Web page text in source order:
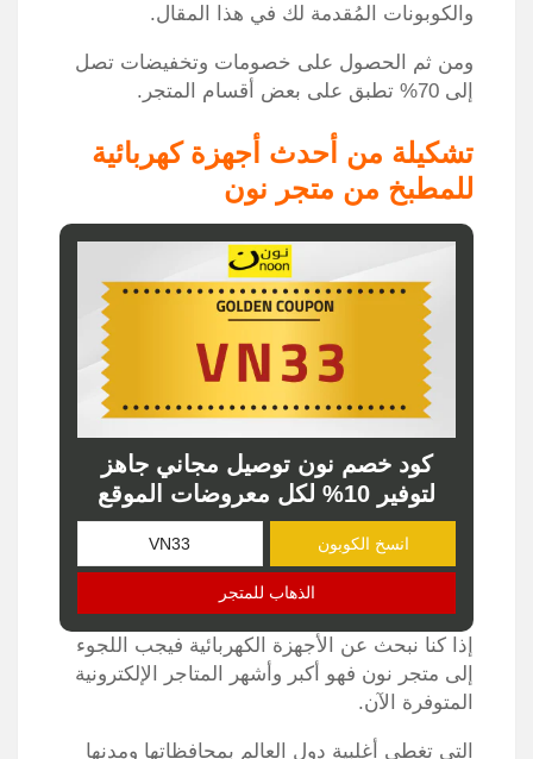
والكوبونات المُقدمة لك في هذا المقال.
ومن ثم الحصول على خصومات وتخفيضات تصل
إلى 70% تطبق على بعض أقسام المتجر.
تشكيلة من أحدث أجهزة كهربائية
للمطبخ من متجر نون
كود خصم نون توصيل مجاني جاهز
لتوفير 10% لكل معروضات الموقع
انسخ الكوبون
الذهاب للمتجر
إذا كنا نبحث عن الأجهزة الكهربائية فيجب اللجوء
إلى متجر نون فهو أكبر وأشهر المتاجر الإلكترونية
المتوفرة الآن.
التي تغطي أغلبية دول العالم بمحافظاتها ومدنها